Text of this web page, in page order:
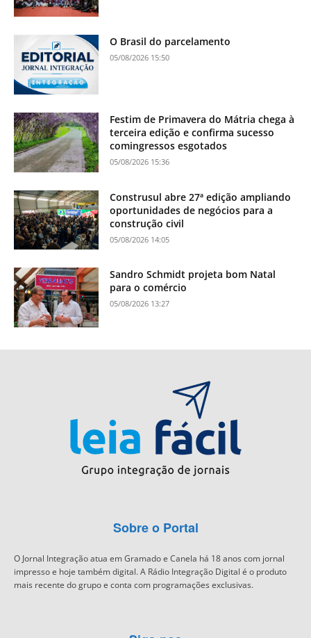
O Brasil do parcelamento
05/08/2026 15:50
Festim de Primavera do Mátria chega à
terceira edição e confirma sucesso
comingressos esgotados
05/08/2026 15:36
Construsul abre 27ª edição ampliando
oportunidades de negócios para a
construção civil
05/08/2026 14:05
Sandro Schmidt projeta bom Natal
para o comércio
05/08/2026 13:27
Sobre o Portal
O Jornal Integração atua em Gramado e Canela há 18 anos com jornal
impresso e hoje também digital. A Rádio Integração Digital é o produto
mais recente do grupo e conta com programações exclusivas.